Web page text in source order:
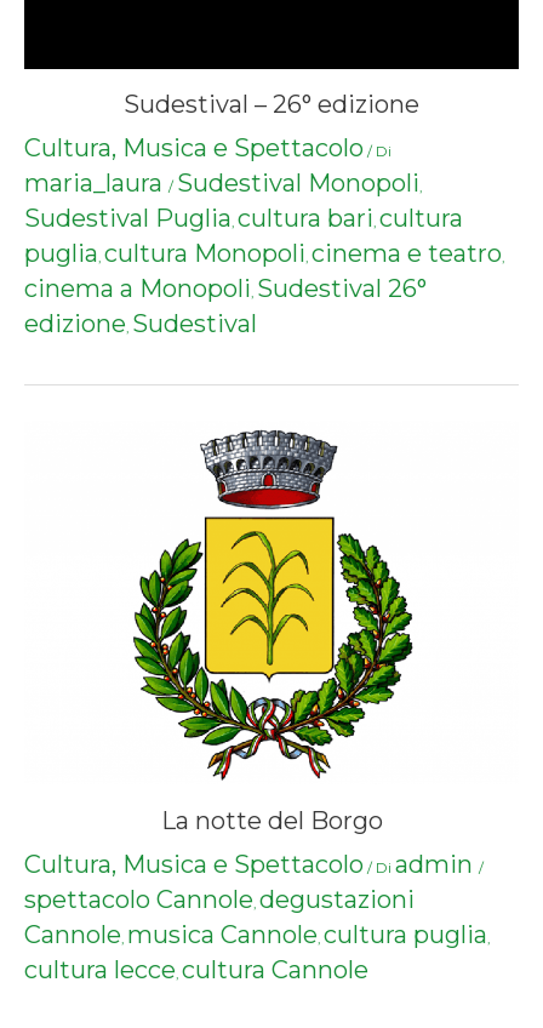
Sudestival – 26° edizione
Cultura, Musica e Spettacolo / Di
maria_laura / Sudestival Monopoli,
Sudestival Puglia, cultura bari, cultura
puglia, cultura Monopoli, cinema e teatro,
cinema a Monopoli, Sudestival 26°
edizione, Sudestival
La notte del Borgo
Cultura, Musica e Spettacolo / Di admin /
spettacolo Cannole, degustazioni
Cannole, musica Cannole, cultura puglia,
cultura lecce, cultura Cannole